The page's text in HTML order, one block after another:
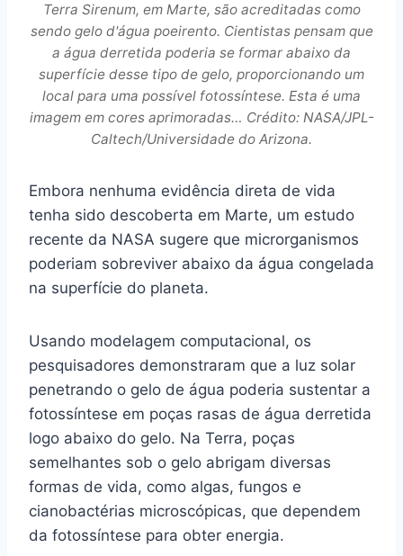
Terra Sirenum, em Marte, são acreditadas como
sendo gelo d'água poeirento. Cientistas pensam que
a água derretida poderia se formar abaixo da
superfície desse tipo de gelo, proporcionando um
local para uma possível fotossíntese. Esta é uma
imagem em cores aprimoradas… Crédito: NASA/JPL-
Caltech/Universidade do Arizona.
Embora nenhuma evidência direta de vida
tenha sido descoberta em Marte, um estudo
recente da NASA sugere que microrganismos
poderiam sobreviver abaixo da água congelada
na superfície do planeta.
Usando modelagem computacional, os
pesquisadores demonstraram que a luz solar
penetrando o gelo de água poderia sustentar a
fotossíntese em poças rasas de água derretida
logo abaixo do gelo. Na Terra, poças
semelhantes sob o gelo abrigam diversas
formas de vida, como algas, fungos e
cianobactérias microscópicas, que dependem
da fotossíntese para obter energia.